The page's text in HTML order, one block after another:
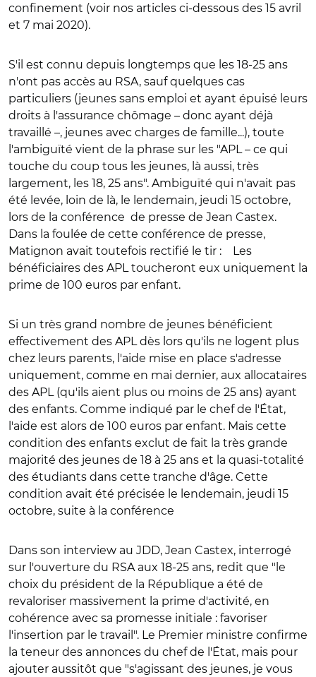
confinement (voir nos articles ci-dessous des 15 avril
et 7 mai 2020).
S'il est connu depuis longtemps que les 18-25 ans
n'ont pas accès au RSA, sauf quelques cas
particuliers (jeunes sans emploi et ayant épuisé leurs
droits à l'assurance chômage – donc ayant déjà
travaillé –, jeunes avec charges de famille...), toute
l'ambiguïté vient de la phrase sur les "APL – ce qui
touche du coup tous les jeunes, là aussi, très
largement, les 18, 25 ans". Ambiguïté qui n'avait pas
été levée, loin de là, le lendemain, jeudi 15 octobre,
lors de la conférence de presse de Jean Castex.
Dans la foulée de cette conférence de presse,
Matignon avait toutefois rectifié le tir : Les
bénéficiaires des APL toucheront eux uniquement la
prime de 100 euros par enfant.
Si un très grand nombre de jeunes bénéficient
effectivement des APL dès lors qu'ils ne logent plus
chez leurs parents, l'aide mise en place s'adresse
uniquement, comme en mai dernier, aux allocataires
des APL (qu'ils aient plus ou moins de 25 ans) ayant
des enfants. Comme indiqué par le chef de l'État,
l'aide est alors de 100 euros par enfant. Mais cette
condition des enfants exclut de fait la très grande
majorité des jeunes de 18 à 25 ans et la quasi-totalité
des étudiants dans cette tranche d'âge. Cette
condition avait été précisée le lendemain, jeudi 15
octobre, suite à la conférence
Dans son interview au JDD, Jean Castex, interrogé
sur l'ouverture du RSA aux 18-25 ans, redit que "le
choix du président de la République a été de
revaloriser massivement la prime d'activité, en
cohérence avec sa promesse initiale : favoriser
l'insertion par le travail". Le Premier ministre confirme
la teneur des annonces du chef de l'État, mais pour
ajouter aussitôt que "s'agissant des jeunes, je vous